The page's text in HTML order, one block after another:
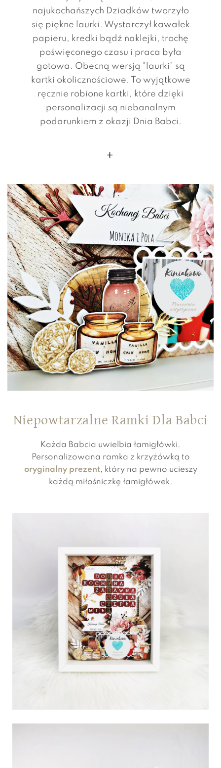
najukochańszych Dziadków tworzyło
się piękne laurki. Wystarczył kawałek
papieru, kredki bądź naklejki, trochę
poświęconego czasu i praca była
gotowa. Obecną wersją "laurki" są
kartki okolicznościowe. To wyjątkowe
ręcznie robione kartki, które dzięki
personalizacji są niebanalnym
podarunkiem z okazji Dnia Babci.
Niepowtarzalne Ramki Dla Babci
Każda Babcia uwielbia łamigłówki.
Personalizowana ramka z krzyżówką to
oryginalny prezent, który na pewno ucieszy
każdą miłośniczkę łamigłówek.